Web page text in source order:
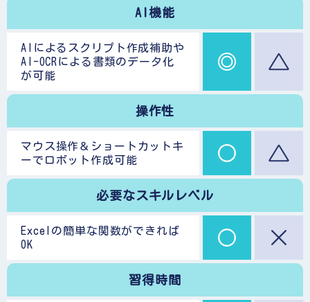
AI機能
AIによるスクリプト作成補助や
AI-OCRによる書類のデータ化
が可能
操作性
マウス操作＆ショートカットキ
ーでロボット作成可能
必要なスキルレベル
Excelの簡単な関数ができれば
OK
習得時間